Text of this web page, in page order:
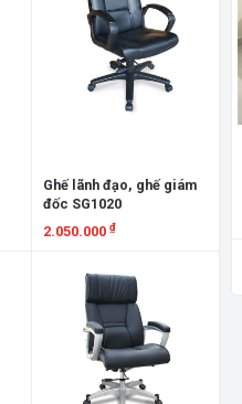
Ghế lãnh đạo, ghế giám
đốc SG1020
2.050.000₫